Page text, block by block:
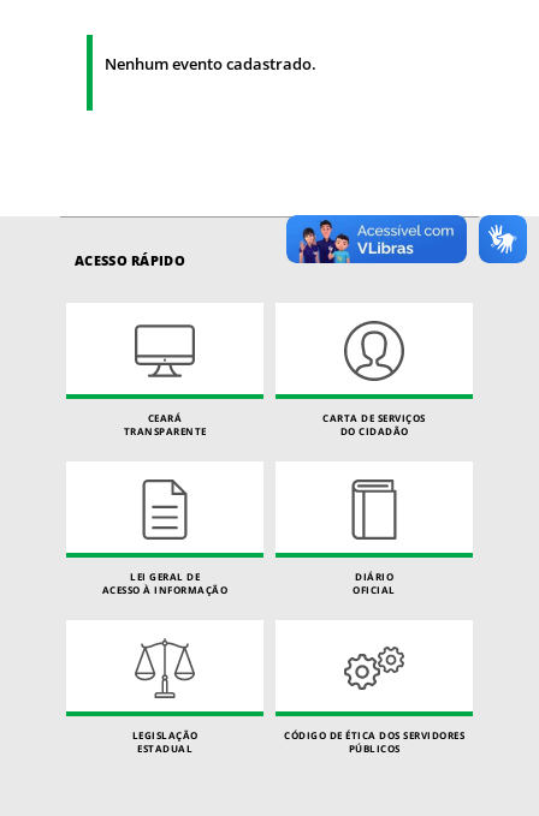
Nenhum evento cadastrado.
ACESSO RÁPIDO
CEARÁ
TRANSPARENTE
CARTA DE SERVIÇOS
DO CIDADÃO
LEI GERAL DE
ACESSO À INFORMAÇÃO
DIÁRIO
OFICIAL
LEGISLAÇÃO
ESTADUAL
CÓDIGO DE ÉTICA DOS SERVIDORES
PÚBLICOS